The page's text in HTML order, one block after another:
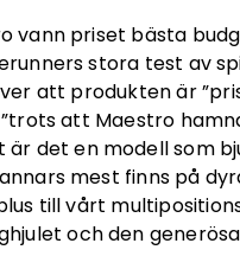
vann priset bästa
stora test av
att produkten är
att Maestro
är det en modell som
mest finns på
till vårt
och den